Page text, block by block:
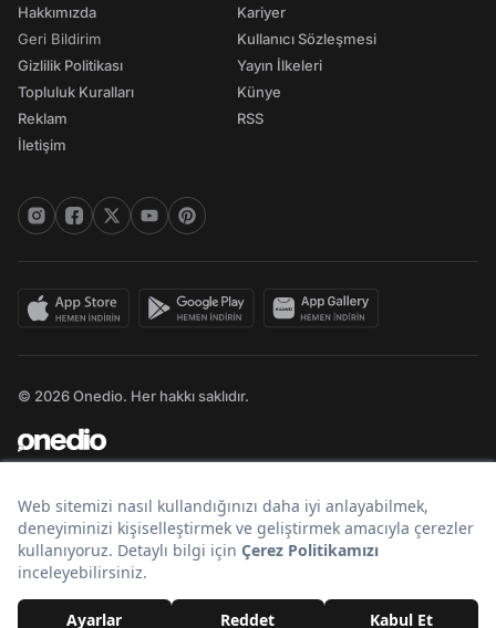
Hakkımızda
Geri Bildirim
Gizlilik Politikası
Topluluk Kuralları
Reklam
İletişim
Kariyer
Kullanıcı Sözleşmesi
Yayın İlkeleri
Künye
RSS
© 2026 Onedio. Her hakkı saklıdır.
Bir markasıdır.